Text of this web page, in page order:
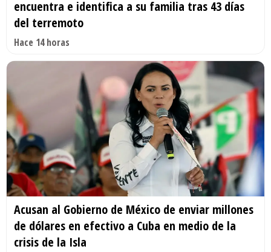
encuentra e identifica a su familia tras 43 días
del terremoto
Hace 14 horas
Acusan al Gobierno de México de enviar millones
de dólares en efectivo a Cuba en medio de la
crisis de la Isla